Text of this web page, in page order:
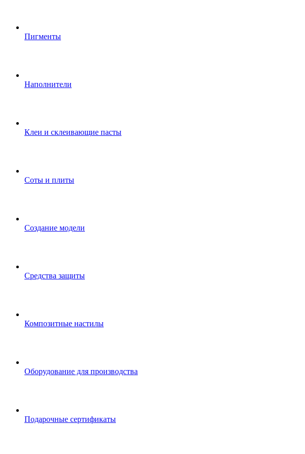
Пигменты
Наполнители
Клеи и склеивающие пасты
Соты и плиты
Создание модели
Средства защиты
Композитные настилы
Оборудование для производства
Подарочные сертификаты